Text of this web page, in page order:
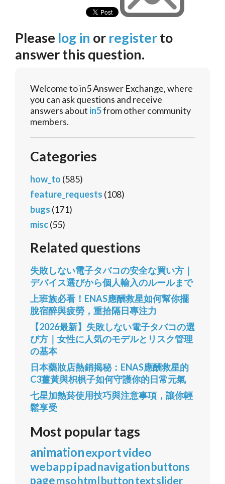
Please log in or registerto
answer this question.
Welcome to in5 Answer Exchange, where
you can ask questions and receive
answers about in5from other community
members.
Categories
how_to (585)
feature_requests (108)
bugs (171)
misc(55)
Related questions
失敗しない電子タバコの安全な買い方｜
デバイス選びから個人輸入のルールまで
上班族必看！ENAS應酬救星如何幫你擺
脫宿醉與疲勞，重拾隔日專注力
【2026最新】失敗しない電子タバコの選
び方｜女性に人気のモデルとリスク管理
の基本
日本藥妝店熱銷揭秘：ENAS應酬救星的
C3薑黃與枳椇子如何守護你的日常元氣
七星加熱菸使用技巧與注意事項，讓你輕
鬆享受
Most popular tags
animationexportvideo
webappipadnavigationbuttons
pagemsohtmlbuttontextslider